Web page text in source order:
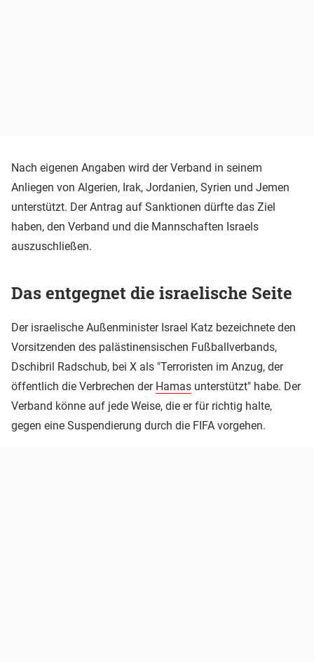
Nach eigenen Angaben wird der Verband in seinem
Anliegen von Algerien, Irak, Jordanien, Syrien und Jemen
unterstützt. Der Antrag auf Sanktionen dürfte das Ziel
haben, den Verband und die Mannschaften Israels
auszuschließen.
Das entgegnet die israelische Seite
Der israelische Außenminister Israel Katz bezeichnete den
Vorsitzenden des palästinensischen Fußballverbands,
Dschibril Radschub, bei X als "Terroristen im Anzug, der
öffentlich die Verbrechen der Hamas unterstützt" habe. Der
Verband könne auf jede Weise, die er für richtig halte,
gegen eine Suspendierung durch die FIFA vorgehen.